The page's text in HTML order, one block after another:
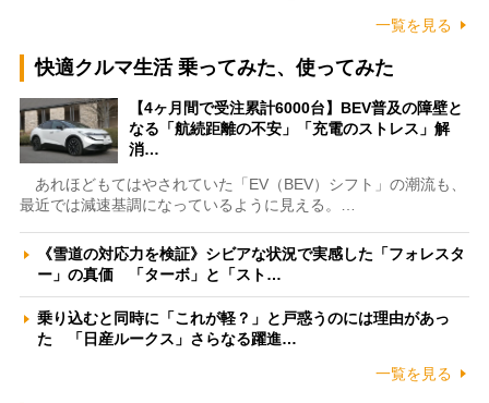
一覧を見る
快適クルマ生活 乗ってみた、使ってみた
【4ヶ月間で受注累計6000台】BEV普及の障壁と
なる「航続距離の不安」「充電のストレス」解
消…
あれほどもてはやされていた「EV（BEV）シフト」の潮流も、
最近では減速基調になっているように見える。…
《雪道の対応力を検証》シビアな状況で実感した「フォレスタ
ー」の真価 「ターボ」と「スト…
乗り込むと同時に「これが軽？」と戸惑うのには理由があっ
た 「日産ルークス」さらなる躍進…
一覧を見る